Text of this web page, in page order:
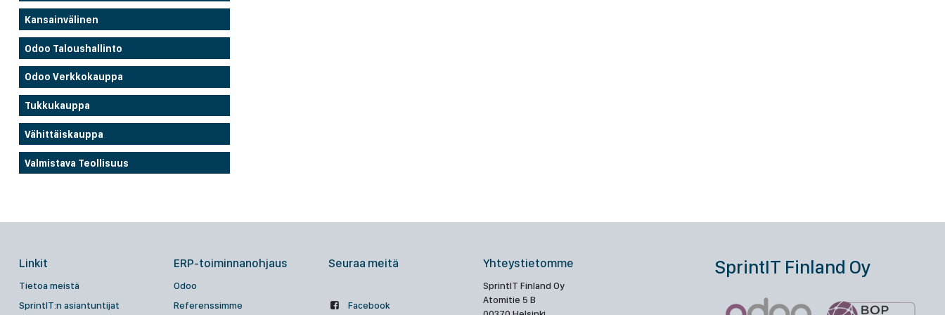
Kansainvälinen
Odoo Taloushallinto
Odoo Verkkokauppa
Tukkukauppa
Vähittäiskauppa
Valmistava Teollisuus
Linkit
Tietoa meistä
SprintIT:n asiantuntijat
ERP-toiminnanohjaus
Odoo
Referenssimme
Seuraa meitä
Facebook
Yhteystietomme
SprintIT Finland Oy
Atomitie 5 B
SprintIT Finland Oy